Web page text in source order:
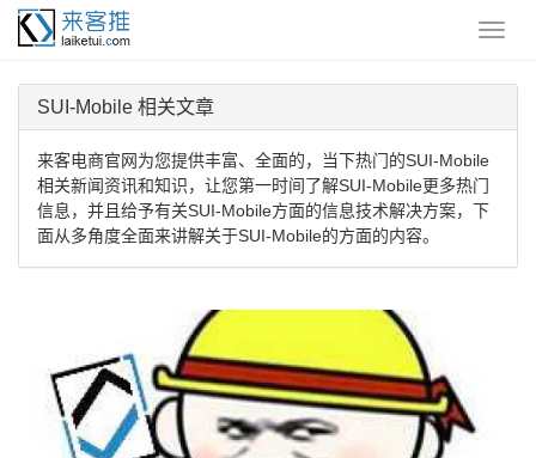
SUI-Mobile 相关文章
来客电商官网为您提供丰富、全面的，当下热门的SUI-Mobile
相关新闻资讯和知识，让您第一时间了解SUI-Mobile更多热门
信息，并且给予有关SUI-Mobile方面的信息技术解决方案，下
面从多角度全面来讲解关于SUI-Mobile的方面的内容。